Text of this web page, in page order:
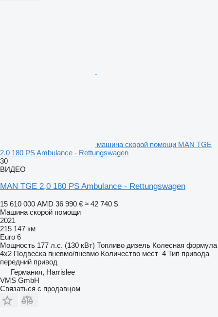
машина скорой помощи MAN TGE
2,0 180 PS Ambulance - Rettungswagen
30
ВИДЕО
MAN TGE 2,0 180 PS Ambulance - Rettungswagen
15 610 000 AMD 36 990 € ≈ 42 740 $
Машина скорой помощи
2021
215 147 км
Euro 6
Мощность 177 л.с. (130 кВт) Топливо дизель Колесная формула
4x2 Подвеска пневмо/пневмо Количество мест 4 Тип привода
передний привод
Германия, Harrislee
VMS GmbH
Связаться с продавцом